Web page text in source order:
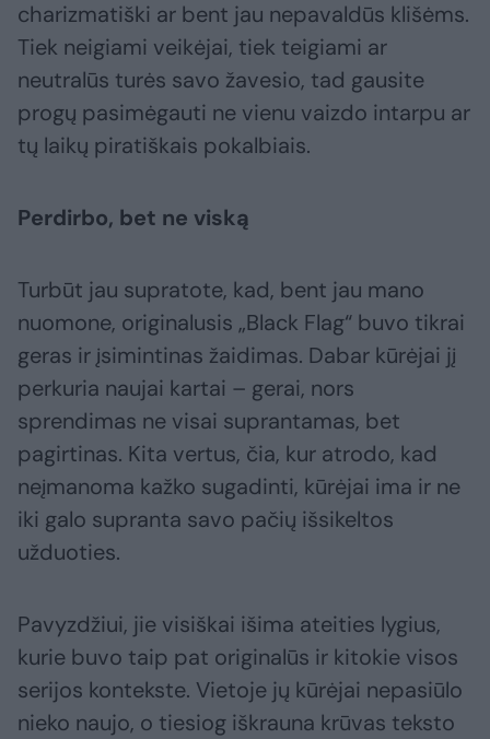
charizmatiški ar bent jau nepavaldūs klišėms.
Tiek neigiami veikėjai, tiek teigiami ar
neutralūs turės savo žavesio, tad gausite
progų pasimėgauti ne vienu vaizdo intarpu ar
tų laikų piratiškais pokalbiais.
Perdirbo, bet ne viską
Turbūt jau supratote, kad, bent jau mano
nuomone, originalusis „Black Flag“ buvo tikrai
geras ir įsimintinas žaidimas. Dabar kūrėjai jį
perkuria naujai kartai – gerai, nors
sprendimas ne visai suprantamas, bet
pagirtinas. Kita vertus, čia, kur atrodo, kad
neįmanoma kažko sugadinti, kūrėjai ima ir ne
iki galo supranta savo pačių išsikeltos
užduoties.
Pavyzdžiui, jie visiškai išima ateities lygius,
kurie buvo taip pat originalūs ir kitokie visos
serijos kontekste. Vietoje jų kūrėjai nepasiūlo
nieko naujo, o tiesiog iškrauna krūvas teksto